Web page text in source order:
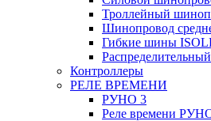
Троллейный
Шинопровод
Гибкие шины
Контроллеры
РЕЛЕ ВРЕМЕНИ
РУНО 3
Реле времени